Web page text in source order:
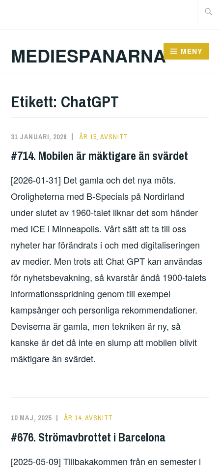
Sök
MEDIESPANARNA MENY
Etikett: ChatGPT
31 JANUARI, 2026
ERIK
LINDENIUS
ÅR 15,AVSNITT
#714. Mobilen är mäktigare än svärdet
[2026-01-31] Det gamla och det nya möts.
Oroligheterna med B-Specials på Nordirland
under slutet av 1960-talet liknar det som händer
med ICE i Minneapolis. Vårt sätt att ta till oss
nyheter har förändrats i och med digitaliseringen
av medier. Men trots att Chat GPT kan användas
för nyhetsbevakning, så kvarstår ändå 1900-talets
informationsspridning genom till exempel
kampsånger och personliga rekommendationer.
Deviserna är gamla, men tekniken är ny, så
kanske är det då inte en slump att mobilen blivit
mäktigare än svärdet.
10 MAJ, 2025
ERIK
ÅR 14,AVSNITT
#676. Strömavbrottet i Barcelona
[2025-05-09] Tillbakakommen från en semester i